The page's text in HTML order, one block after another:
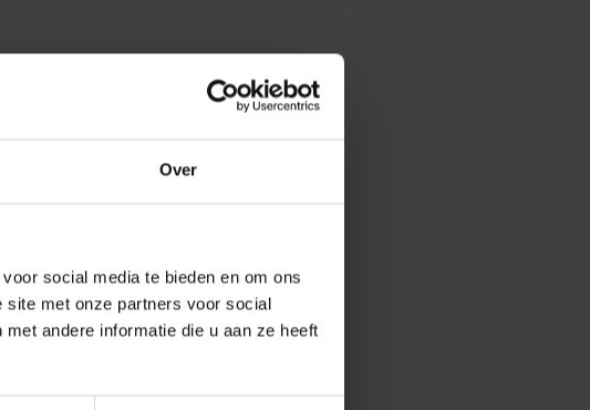
Over
social media te bieden en om ons
site met onze partners voor social
andere informatie die u aan ze heeft